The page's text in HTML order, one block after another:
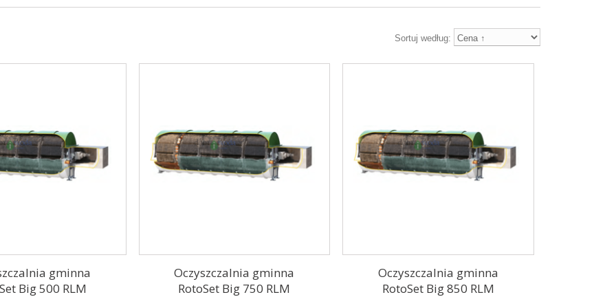
Sortuj według:
gminna
Big 500 RLM
Oczyszczalnia gminna
RotoSet Big 750 RLM
Oczyszczalnia gminna
RotoSet Big 850 RLM